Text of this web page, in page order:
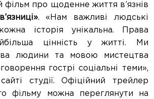
фільм про щоденне життя в’язнів
. «Нам важливі людські
історія унікальна. Права
цінність у житті. Ми
людини та мовою мистецтва
гострі соціальні теми»,
студії. Офіційний трейлер
фільму можна переглянути на